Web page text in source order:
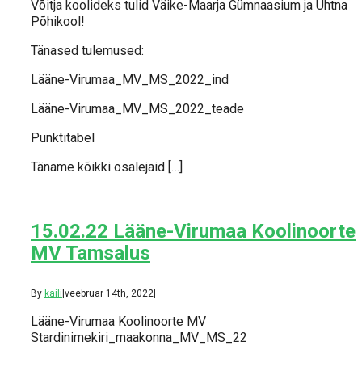
Võitja koolideks tulid Väike-Maarja Gümnaasium ja Uhtna
Põhikool!
Tänased tulemused:
Lääne-Virumaa_MV_MS_2022_ind
Lääne-Virumaa_MV_MS_2022_teade
Punktitabel
Täname kõikki osalejaid […]
15.02.22 Lääne-Virumaa Koolinoorte
MV Tamsalus
By kaili|veebruar 14th, 2022|
Lääne-Virumaa Koolinoorte MV
Stardinimekiri_maakonna_MV_MS_22